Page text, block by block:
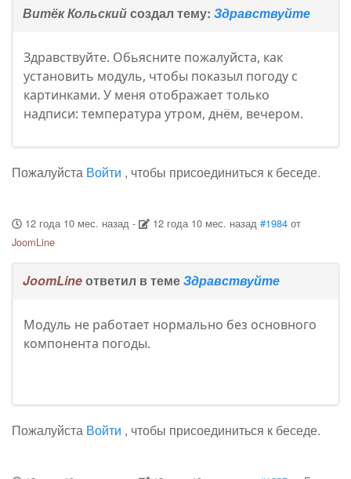
Витёк Кольскийсоздал тему: Здравствуйте
Здравствуйте. Обьясните пожалуйста, как
установить модуль, чтобы показыл погоду с
картинками. У меня отображает только
надписи: температура утром, днём, вечером.
Пожалуйста Войти , чтобы присоединиться к беседе.
12 года 10 мес. назад- 12 года 10 мес. назад #1984 от
JoomLine
JoomLineответил в темеЗдравствуйте
Модуль не работает нормально без основного
компонента погоды.
Пожалуйста Войти , чтобы присоединиться к беседе.